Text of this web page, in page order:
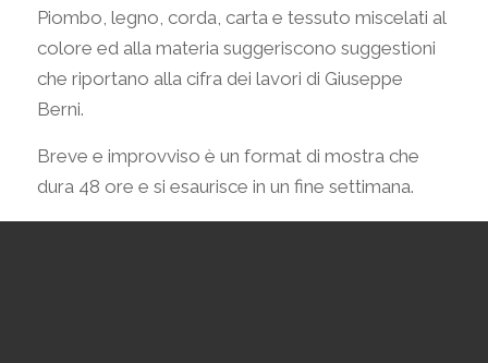
Piombo, legno, corda, carta e tessuto miscelati al
colore ed alla materia suggeriscono suggestioni
che riportano alla cifra dei lavori di Giuseppe
Berni.
Breve e improvviso è un format di mostra che
dura 48 ore e si esaurisce in un fine settimana.
© Copyright Galleria Forzani